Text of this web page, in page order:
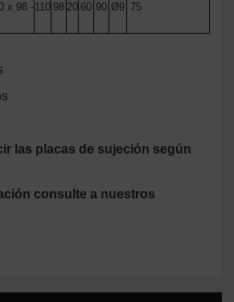
x 98 -110 98 20 60 90 Ø9 75
las placas de sujeción según
consulte a nuestros